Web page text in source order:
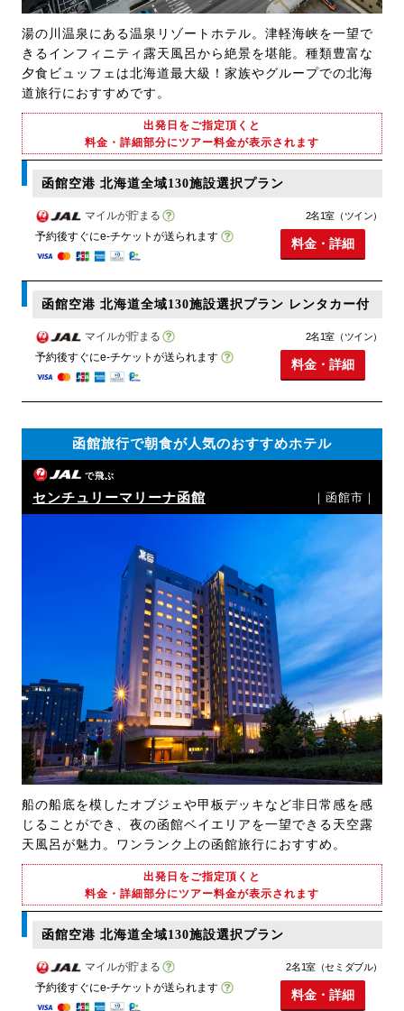
湯の川温泉にある温泉リゾートホテル。津軽海峡を一望で
きるインフィニティ露天風呂から絶景を堪能。種類豊富な
夕食ビュッフェは北海道最大級！家族やグループでの北海
道旅行におすすめです。
出発日をご指定頂くと
料金・詳細部分にツアー料金が表示されます
函館空港 北海道全域130施設選択プラン
マイルが貯まる
予約後すぐにe-チケットが送られます
2名1室（ツイン）
料金・詳細
函館空港 北海道全域130施設選択プラン レンタカー付
マイルが貯まる
予約後すぐにe-チケットが送られます
2名1室（ツイン）
料金・詳細
函館旅行で朝食が人気のおすすめホテル
で飛ぶ
センチュリーマリーナ函館 ｜函館市｜
船の船底を模したオブジェや甲板デッキなど非日常感を感
じることができ、夜の函館ベイエリアを一望できる天空露
天風呂が魅力。ワンランク上の函館旅行におすすめ。
出発日をご指定頂くと
料金・詳細部分にツアー料金が表示されます
函館空港 北海道全域130施設選択プラン
マイルが貯まる
予約後すぐにe-チケットが送られます
2名1室（セミダブル）
料金・詳細